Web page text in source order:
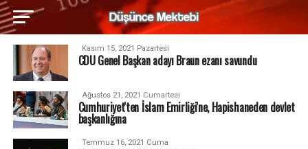
Kasım 15, 2021 Pazartesi
CDU Genel Başkan adayı Braun ezanı savundu
Ağustos 21, 2021 Cumartesi
Cumhuriyet'ten İslam Emirliği'ne, Hapishaneden devlet
başkanlığına
Temmuz 16, 2021 Cuma